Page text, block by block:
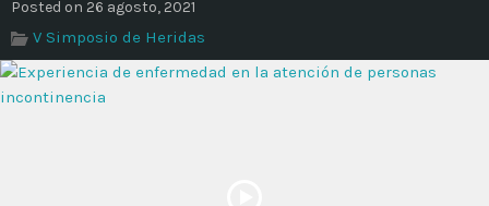
Posted on 26 agosto, 2021
V Simposio de Heridas